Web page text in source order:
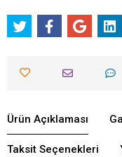
Ürün Açıklaması
Taksit Seçenekleri